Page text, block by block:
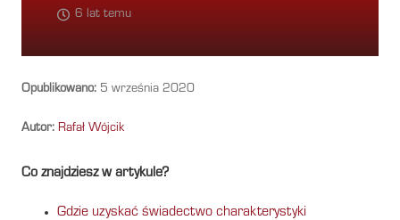
6 lat temu
Opublikowano: 5 września 2020
Autor: Rafał Wójcik
Co znajdziesz w artykule?
Gdzie uzyskać świadectwo charakterystyki